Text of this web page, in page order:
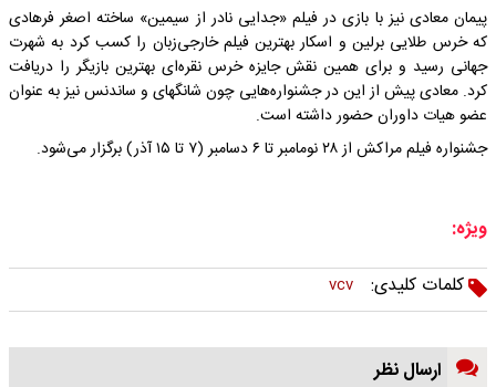
پیمان معادی نیز با بازی در فیلم «جدایی نادر از سیمین» ساخته اصغر فرهادی
که خرس طلایی برلین و اسکار بهترین فیلم خارجی‌زبان را کسب کرد به شهرت
جهانی رسید و برای همین نقش جایزه خرس نقره‌ای بهترین بازیگر را دریافت
کرد. معادی پیش از این در جشنواره‌هایی چون شانگهای و ساندنس نیز به عنوان
عضو هیات داوران حضور داشته است.
جشنواره فیلم مراکش از ۲۸ نومامبر تا ۶ دسامبر (۷ تا ۱۵ آذر) برگزار می‌شود.
ویژه:
کلمات کلیدی:
vcv
ارسال نظر